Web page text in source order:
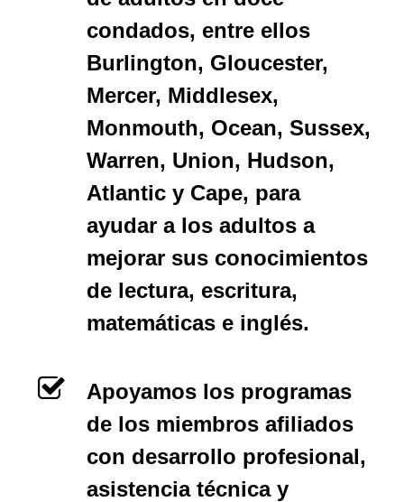
condados, entre ellos
Burlington, Gloucester,
Mercer, Middlesex,
Monmouth, Ocean, Sussex,
Warren, Union, Hudson,
Atlantic y Cape, para
ayudar a los adultos a
mejorar sus conocimientos
de lectura, escritura,
matemáticas e inglés.
Apoyamos los programas
de los miembros afiliados
con desarrollo profesional,
asistencia técnica y